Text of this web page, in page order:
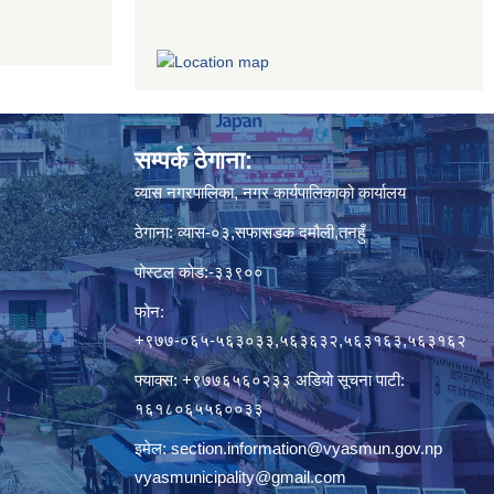
सम्पर्क ठेगाना:
व्यास नगरपालिका, नगर कार्यपालिकाको कार्यालय
ठेगाना: व्यास-०३,सफासडक दमौली,तनहुँ
पोस्टल कोड:-३३९००
फोन:
+९७७-०६५-५६३०३३,५६३६३२,५६३१६३,५६३१६२
फ्याक्स: +९७७६५६०२३३ अडियो सूचना पाटी:
१६१८०६५५६००३३
इमेल:section.information@vyasmun.gov.np
vyasmunicipality@gmail.com